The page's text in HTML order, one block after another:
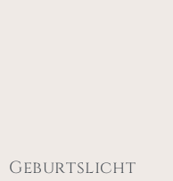
Geburtslicht